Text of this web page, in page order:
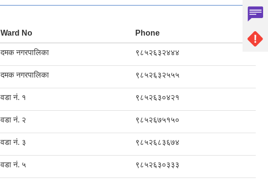
Ward No Phone
दमक नगरपालिका ९८५२६३२४४४
दमक नगरपालिका ९८५२६३२५५५
वडा नं. १ ९८५२६३०४२१
वडा नं. २ ९८५२६७५१५०
वडा नं. ३ ९८५२६८३६७४
वडा नं. ५ ९८५२६३०३३३